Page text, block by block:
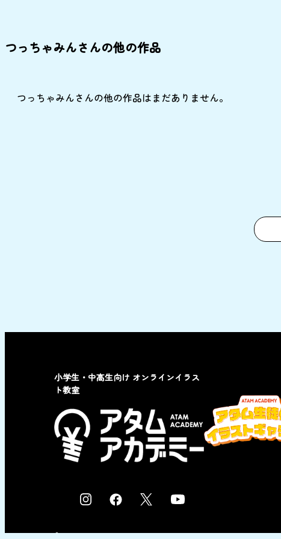
つっちゃみんさんの他の作品
つっちゃみんさんの他の作品はまだありません。
小学生・中高生向け オンラインイラス
ト教室
I
F
Y
© 2023 by ATAM co,Ltd.